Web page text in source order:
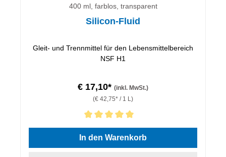
400 ml, farblos, transparent
Silicon-Fluid
Gleit- und Trennmittel für den Lebensmittelbereich
NSF H1
€ 17,10* (inkl. MwSt.)
(€ 42,75* / 1 L)
Durchschnittliche Bewertung von 5 von 5 Sternen
In den Warenkorb